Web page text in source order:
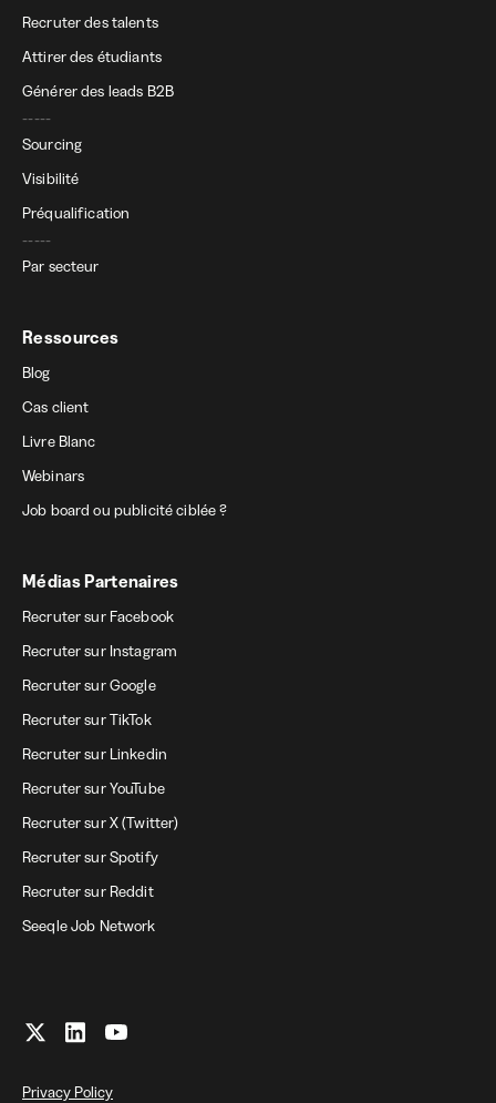
Recruter des talents
Attirer des étudiants
Générer des leads B2B
-----
Sourcing
Visibilité
Préqualification
-----
Par secteur
Ressources
Blog
Cas client
Livre Blanc
Webinars
Job board ou publicité ciblée ?
Médias Partenaires
Recruter sur Facebook
Recruter sur Instagram
Recruter sur Google
Recruter sur TikTok
Recruter sur Linkedin
Recruter sur YouTube
Recruter sur X (Twitter)
Recruter sur Spotify
Recruter sur Reddit
Seeqle Job Network
Privacy Policy